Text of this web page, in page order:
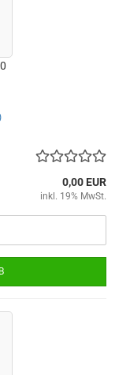
0,00 EUR
inkl. 19% MwSt.